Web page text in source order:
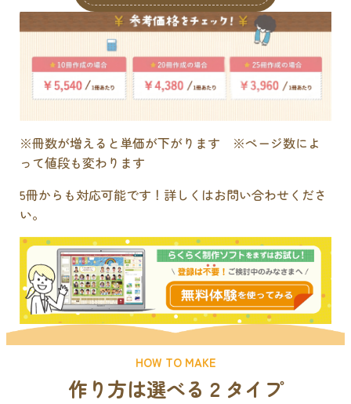
※冊数が増えると単価が下がります ※ページ数によ
って値段も変わります
5冊からも対応可能です！詳しくはお問い合わせくださ
い。
HOW TO MAKE
作り方は選べる２タイプ